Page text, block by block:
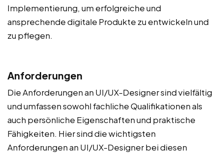
Implementierung, um erfolgreiche und
ansprechende digitale Produkte zu entwickeln und
zu pflegen.
Anforderungen
Die Anforderungen an UI/UX-Designer sind vielfältig
und umfassen sowohl fachliche Qualifikationen als
auch persönliche Eigenschaften und praktische
Fähigkeiten. Hier sind die wichtigsten
Anforderungen an UI/UX-Designer bei diesen